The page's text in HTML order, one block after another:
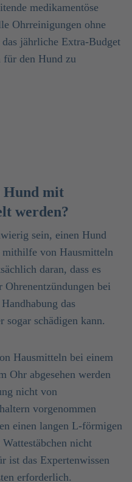
medikamentöse
Ohrreinigungen ohne
jährliche Extra-Budget
für den Hund zu
Hund mit
werden?
sein, einen Hund
von Hausmitteln
daran, dass es
bei
das
sogar schädigen kann.
Hausmitteln bei einem
Ohr abgesehen werden
nicht von
vorgenommen
einen langen L-förmigen
nicht
ist das Expertenwissen
erforderlich.